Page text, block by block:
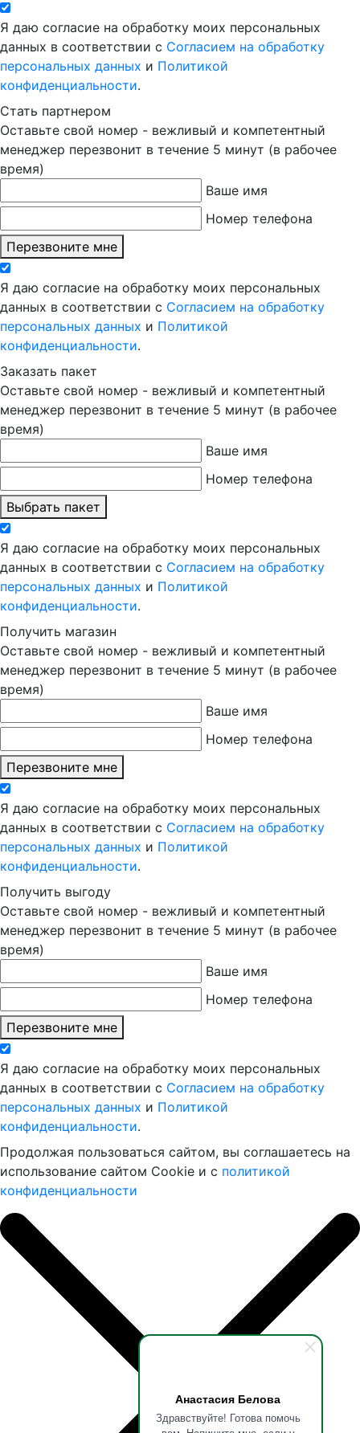
Анастасия Белова
Здравствуйте! Готова помочь
Я даю согласие на обработку моих персональных
данных в соответствии с Согласием на обработку
персональных данных и Политикой
конфиденциальности.
Стать партнером
Оставьте свой номер - вежливый и компетентный
менеджер перезвонит в течение 5 минут (в рабочее
время)
Ваше имя
Номер телефона
Перезвоните мне
Я даю согласие на обработку моих персональных
данных в соответствии с Согласием на обработку
персональных данных и Политикой
конфиденциальности.
Заказать пакет
Оставьте свой номер - вежливый и компетентный
менеджер перезвонит в течение 5 минут (в рабочее
время)
Ваше имя
Номер телефона
Выбрать пакет
Я даю согласие на обработку моих персональных
данных в соответствии с Согласием на обработку
персональных данных и Политикой
конфиденциальности.
Получить магазин
Оставьте свой номер - вежливый и компетентный
менеджер перезвонит в течение 5 минут (в рабочее
время)
Ваше имя
Номер телефона
Перезвоните мне
Я даю согласие на обработку моих персональных
данных в соответствии с Согласием на обработку
персональных данных и Политикой
конфиденциальности.
Получить выгоду
Оставьте свой номер - вежливый и компетентный
менеджер перезвонит в течение 5 минут (в рабочее
время)
Ваше имя
Номер телефона
Перезвоните мне
Я даю согласие на обработку моих персональных
данных в соответствии с Согласием на обработку
персональных данных и Политикой
конфиденциальности.
Продолжая пользоваться сайтом, вы соглашаетесь на
использование сайтом Cookie и с политикой
конфиденциальности